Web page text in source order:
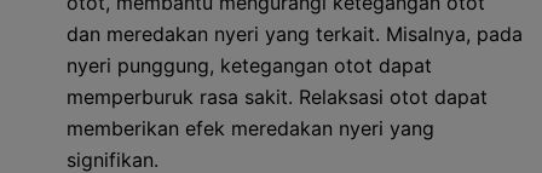
dan meredakan nyeri yang terkait. Misalnya, pada
nyeri punggung, ketegangan otot dapat
memperburuk rasa sakit. Relaksasi otot dapat
memberikan efek meredakan nyeri yang
signifikan.